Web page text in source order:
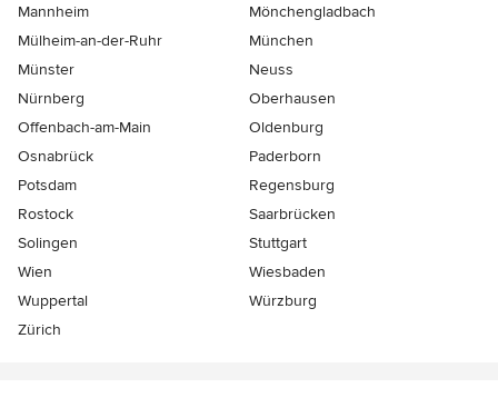
Mannheim
Mönchen­gladbach
Mülheim-an-der-Ruhr
München
Münster
Neuss
Nürnberg
Oberhausen
Offenbach-am-Main
Oldenburg
Osnabrück
Paderborn
Potsdam
Regensburg
Rostock
Saarbrücken
Solingen
Stuttgart
Wien
Wiesbaden
Wuppertal
Würzburg
Zürich